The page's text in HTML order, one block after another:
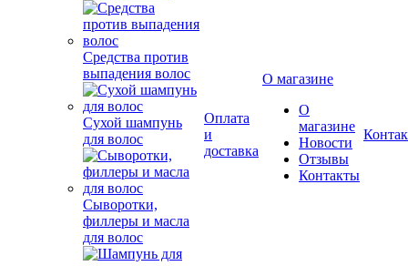
Средства против
выпадения волос
Сухой шампунь
для волос
Сыворотки,
филлеры и масла
для волос
О магазине